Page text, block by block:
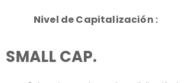
Nivel de Capitalización :
SMALL CAP.